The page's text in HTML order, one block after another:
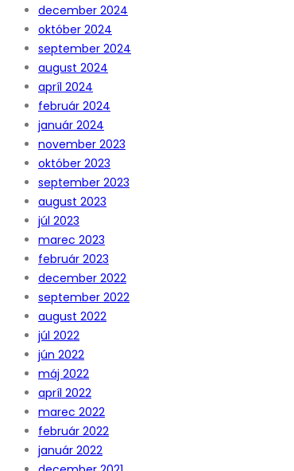
december 2024
október 2024
september 2024
august 2024
apríl 2024
február 2024
január 2024
november 2023
október 2023
september 2023
august 2023
júl 2023
marec 2023
február 2023
december 2022
september 2022
august 2022
júl 2022
jún 2022
máj 2022
apríl 2022
marec 2022
február 2022
január 2022